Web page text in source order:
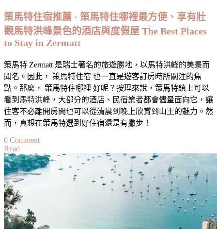
程
紀
錄
每
日
隨
筆
與
即
紀
錄
Travel
Journal:
策馬特住宿推薦 · 策馬特住哪裡最方便、享有壯
觀馬特洪峰景色的酒店與度假屋 The Best Places
to Stay in Zermatt
策馬特 Zermatt 是瑞士著名的旅遊勝地，以馬特洪峰的美景而
聞名。因此， 策馬特住宿 也一直是遊客訂房時所關注的焦
點。那麼， 策馬特住哪裡 好呢？按理來說，策馬特鎮上可以
看到馬特洪峰，大部分的酒店、民宿業者都會儘量面向它，讓
住客不必離開房間也可以從清晨到晚上欣賞到山王的魅力。然
而，真想在策馬特選到好住宿還是有撇步！
0 Commenton
馬
特
Read